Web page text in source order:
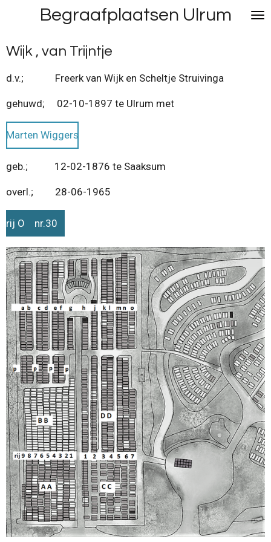
naar
de
hoofdinhoud
Begraafplaatsen Ulrum
Wijk , van Trijntje
d.v.; Freerk van Wijk en Scheltje Struivinga
gehuwd; 02-10-1897 te Ulrum met
Marten Wiggers
geb.; 12-02-1876 te Saaksum
overl.; 28-06-1965
rij O nr.30